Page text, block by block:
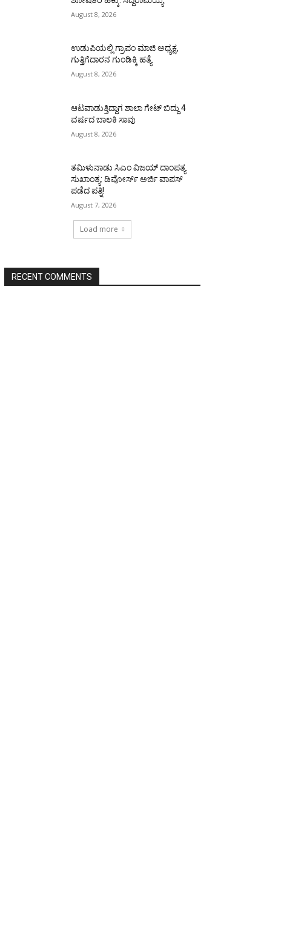
August 8, 2026
ಉಡುಪಿಯಲ್ಲಿ ಗ್ರಾಪಂ ಮಾಜಿ ಅಧ್ಯಕ್ಷ,
ಗುತ್ತಿಗೆದಾರನ ಗುಂಡಿಕ್ಕಿ ಹತ್ಯೆ
August 8, 2026
ಆಟವಾಡುತ್ತಿದ್ದಾಗ ಶಾಲಾ ಗೇಟ್‌ ಬಿದ್ದು 4
ವರ್ಷದ ಬಾಲಕಿ ಸಾವು
August 8, 2026
ತಮಿಳುನಾಡು ಸಿಎಂ ವಿಜಯ್‌ ದಾಂಪತ್ಯ
ಸುಖಾಂತ್ಯ: ಡಿವೋರ್ಸ್‌ ಅರ್ಜಿ ವಾಪಸ್‌
ಪಡೆದ ಪತ್ನಿ!
August 7, 2026
Load more
RECENT COMMENTS